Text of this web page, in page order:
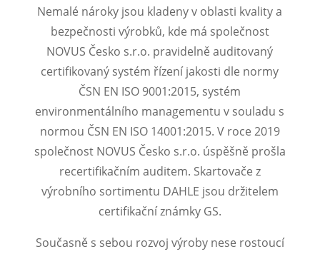
Nemalé nároky jsou kladeny v oblasti kvality a
bezpečnosti výrobků, kde má společnost
NOVUS Česko s.r.o. pravidelně auditovaný
certifikovaný systém řízení jakosti dle normy
ČSN EN ISO 9001:2015, systém
environmentálního managementu v souladu s
normou ČSN EN ISO 14001:2015. V roce 2019
společnost NOVUS Česko s.r.o. úspěšně prošla
recertifikačním auditem. Skartovače z
výrobního sortimentu DAHLE jsou držitelem
certifikační známky GS.
Současně s sebou rozvoj výroby nese rostoucí